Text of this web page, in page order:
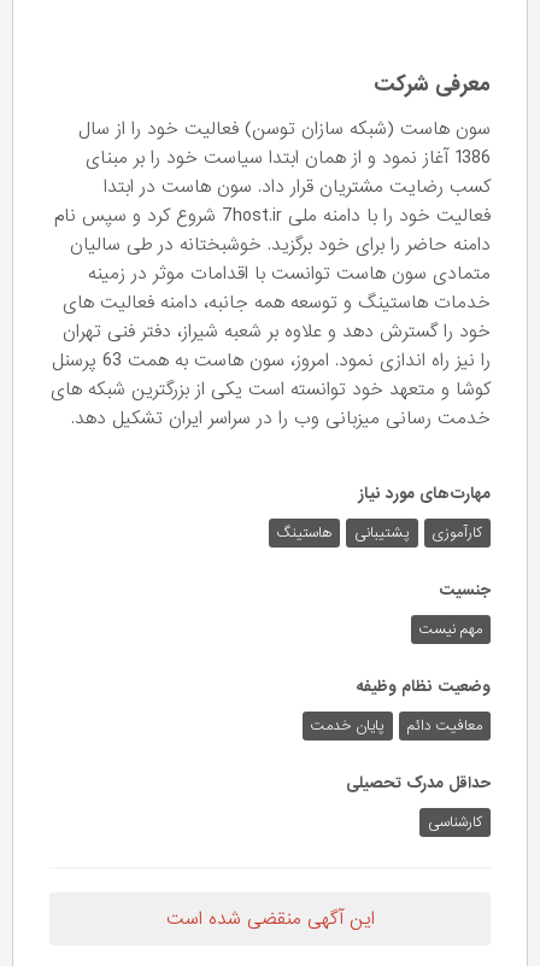
معرفی شرکت
سون هاست (شبکه سازان توسن) فعالیت خود را از سال
1386 آغاز نمود و از همان ابتدا سیاست خود را بر مبنای
کسب رضایت مشتریان قرار داد. سون هاست در ابتدا
فعالیت خود را با دامنه ملی 7host.ir شروع کرد و سپس نام
دامنه حاضر را برای خود برگزید. خوشبختانه در طی سالیان
متمادی سون هاست توانست با اقدامات موثر در زمینه
خدمات هاستینگ و توسعه همه جانبه، دامنه فعالیت های
خود را گسترش دهد و علاوه بر شعبه شیراز، دفتر فنی تهران
را نیز راه اندازی نمود. امروز، سون هاست به همت 63 پرسنل
کوشا و متعهد خود توانسته است یکی از بزرگترین شبکه های
خدمت رسانی میزبانی وب را در سراسر ایران تشکیل دهد.
مهارت‌های مورد نیاز
کارآموزی پشتیبانی هاستینگ
جنسیت
مهم نیست
وضعیت نظام وظیفه
معافیت دائم پایان خدمت
حداقل مدرک تحصیلی
کارشناسی
این آگهی منقضی شده است